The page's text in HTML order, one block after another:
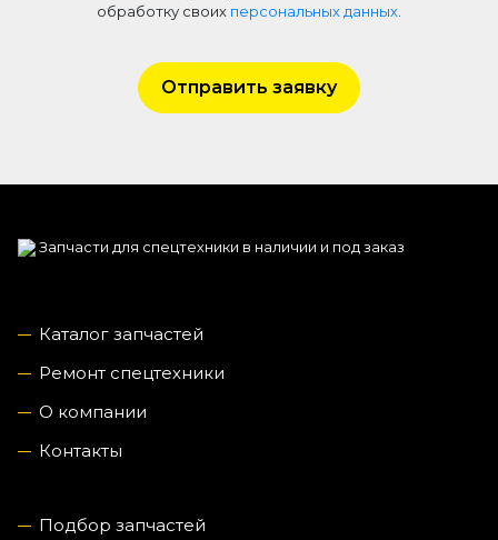
обработку своих персональных данных
Отправить заявку
Запчасти для спецтехники в наличии и под заказ
Каталог запчастей
Ремонт спецтехники
О компании
Контакты
Подбор запчастей